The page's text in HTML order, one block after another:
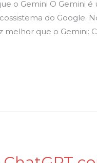
o Gemini O Gemini
do Google.
melhor que o Gemini: